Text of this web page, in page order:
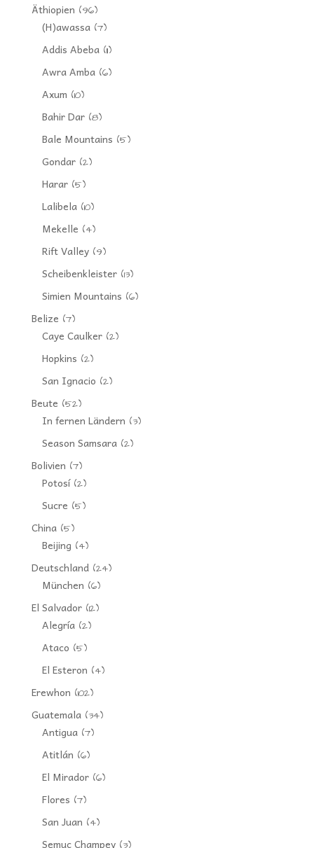
Äthiopien (96)
(H)awassa(7)
Addis Abeba(11)
Awra Amba(6)
Axum (10)
Bahir Dar(8)
Bale Mountains (5)
Gondar(2)
Harar(5)
Lalibela(10)
Mekelle (4)
Rift Valley(9)
Scheibenkleister(13)
Simien Mountains (6)
Belize (7)
Caye Caulker(2)
Hopkins (2)
San Ignacio (2)
Beute (52)
In fernen Ländern (3)
Season Samsara(2)
Bolivien (7)
Potosí(2)
Sucre (5)
China(5)
Beijing (4)
Deutschland(24)
München (6)
El Salvador(12)
Alegría(2)
Ataco (5)
El Esteron (4)
Erewhon (102)
Guatemala(34)
Antigua(7)
Atitlán (6)
El Mirador(6)
Flores (7)
San Juan (4)
Semuc Champey(3)